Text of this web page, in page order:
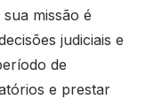
missão é
judiciais e
de
e prestar